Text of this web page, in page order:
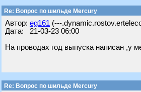
Re: Вопрос по шильде Mercury
Автор: eg161 (---
Дата: 21-03-23 06:00
На проводах год выпуска написан ,у
Re: Вопрос по шильде Mercury